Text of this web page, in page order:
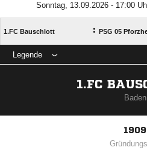
Sonntag, 13.09.2026 - 17:00
1.FC Bauschlott : PSG 05
Legende
1.FC
Baden
1909